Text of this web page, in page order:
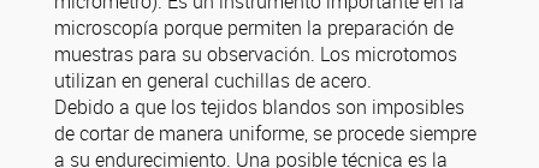
microscopía porque permiten la preparación de
muestras para su observación. Los microtomos
utilizan en general cuchillas de acero.
Debido a que los tejidos blandos son imposibles
de cortar de manera uniforme, se procede siempre
a su endurecimiento. Una posible técnica es la